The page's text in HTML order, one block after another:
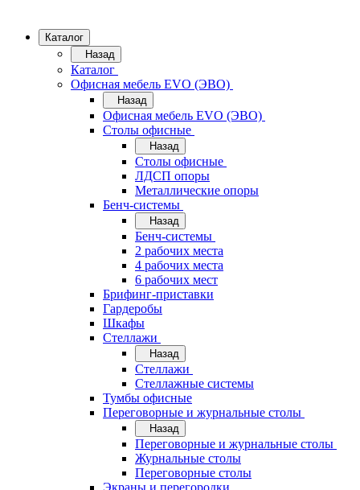
Каталог
Назад
Каталог
Офисная мебель EVO (ЭВО)
Назад
Офисная мебель EVO (ЭВО)
Cтолы офисные
Назад
Cтолы офисные
ЛДСП опоры
Металлические опоры
Бенч-системы
Назад
Бенч-системы
2 рабочих места
4 рабочих места
6 рабочих мест
Брифинг-приставки
Гардеробы
Шкафы
Стеллажи
Назад
Стеллажи
Стеллажные системы
Тумбы офисные
Переговорные и журнальные столы
Назад
Переговорные и журнальные столы
Журнальные столы
Переговорные столы
Экраны и перегородки